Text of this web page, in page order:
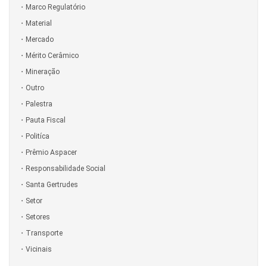
Marco Regulatório
Material
Mercado
Mérito Cerâmico
Mineração
Outro
Palestra
Pauta Fiscal
Politíca
Prêmio Aspacer
Responsabilidade Social
Santa Gertrudes
Setor
Setores
Transporte
Vicinais